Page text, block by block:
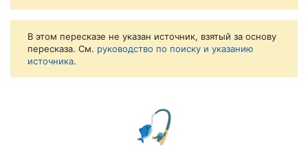
В этом пересказе не указан источник, взятый за основу
пересказа. См. руководство по поиску и указанию
источника.
🎣